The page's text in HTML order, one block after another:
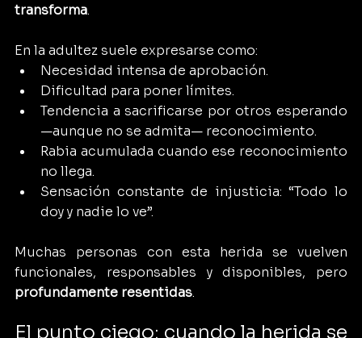
transforma.
En la adultez suele expresarse como:
Necesidad intensa de aprobación.
Dificultad para poner límites.
Tendencia a sacrificarse por otros esperando
—aunque no se admita— reconocimiento.
Rabia acumulada cuando ese reconocimiento
no llega.
Sensación constante de injusticia: “Todo lo
doy y nadie lo ve”.
Muchas personas con esta herida se vuelven
profundamente resentidas.
El punto ciego: cuando la herida se